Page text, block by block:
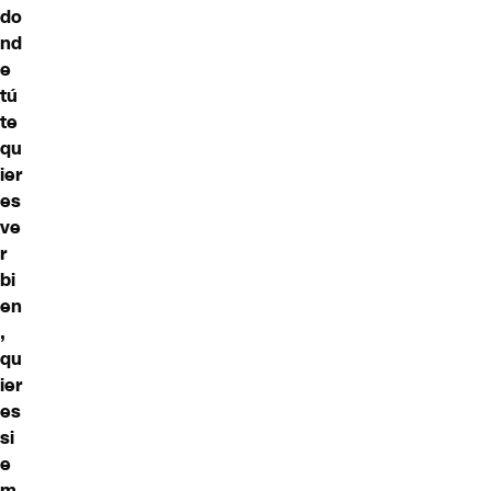
do
nd
e
tú
te
qu
ier
es
ve
r
bi
en
,
qu
ier
es
si
e